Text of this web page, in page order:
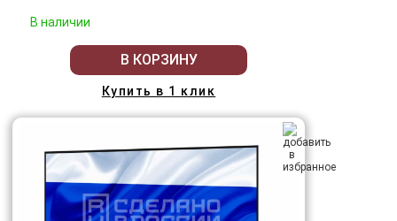
В наличии
В КОРЗИНУ
Купить в 1 клик